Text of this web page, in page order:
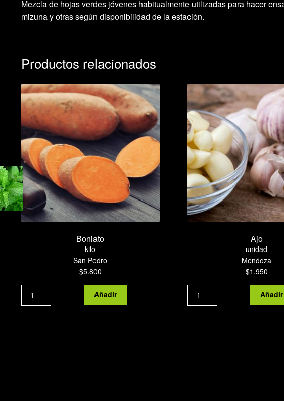
Mezcla de hojas verdes jóvenes habitualmente utilizadas para hacer
mizuna y otras según disponibilidad de la estación.
Productos relacionados
Boniato
kilo
San Pedro
$5.800
Boniato
cantidad
Añadir
Ajo
unidad
Mendoza
$1.950
Ajo
cantidad
Añadir